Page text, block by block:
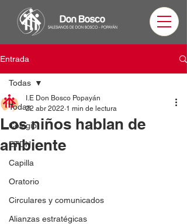
Entrada
Todas
Colegio
ETDH
Capilla
Oratorio
Circulares y comunicados
Alianzas estratégicas
Todas
Los niños hablan de
ambiente
I.E Don Bosco Popayán
22 abr 2022 1 min de lectura